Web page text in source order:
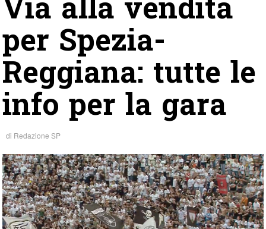
per Spezia-
Reggiana: tutte le
info per la gara
di Redazione SP